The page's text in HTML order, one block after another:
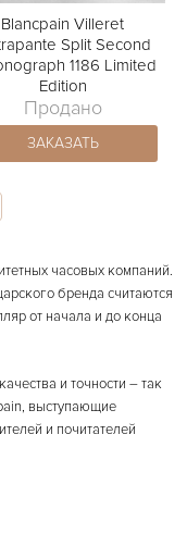
Blancpain Villeret
Split Second
1186 Limited
Edition
Продано
ЗАКАЗАТЬ
часовых компаний.
бренда считаются
от начала и до конца
и точности – так
выступающие
и почитателей